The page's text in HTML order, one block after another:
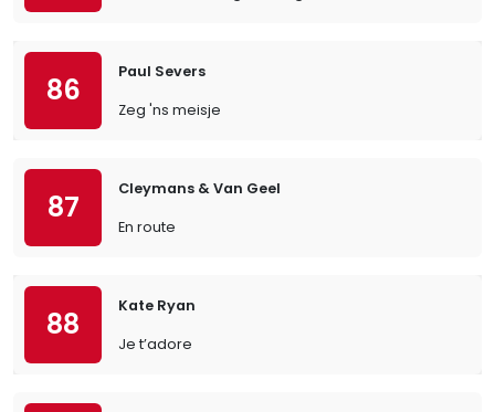
86
Paul Severs
Zeg 'ns meisje
87
Cleymans & Van Geel
En route
88
Kate Ryan
Je t’adore